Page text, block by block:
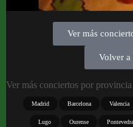
Ver más
Volver a
Ver más conciertos por
Madrid Barcelona Valencia
Lugo Ourense Pontevedra